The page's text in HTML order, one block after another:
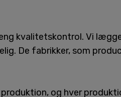
kvalitetskontrol. Vi
De fabrikker, som
og hver